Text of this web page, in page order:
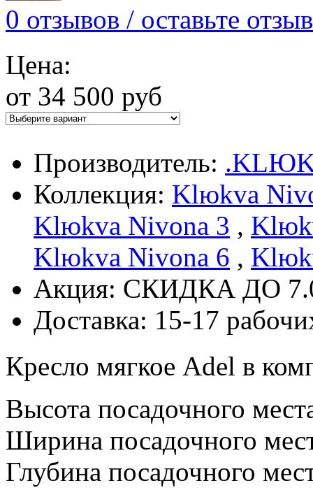
0 отзывов / оставьте отзыв
Цена:
от 34 500 руб
Производитель:
Коллекция: Klюkva
Klюkva Nivona 3 ,
Klюkva Nivona 6 ,
Акция: СКИДКА ДО
Доставка: 15-17
Кресло мягкое Adel в
Высота посадочного
Ширина посадочного
Глубина посадочного